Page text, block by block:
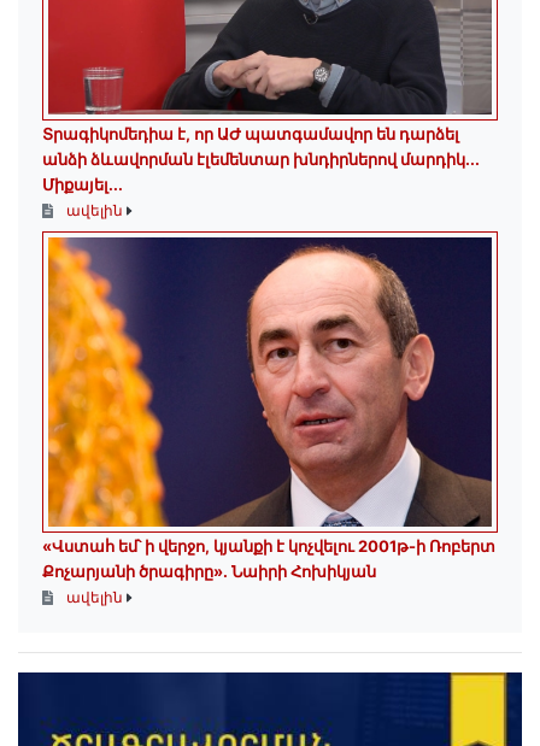
Տրագիկոմեդիա է, որ ԱԺ պատգամավոր են դարձել
անձի ձևավորման էլեմենտար խնդիրներով մարդիկ․․․
Միքայել...
ավելին
«Վստահ եմ՝ ի վերջո, կյանքի է կոչվելու 2001թ-ի Ռոբերտ
Քոչարյանի ծրագիրը». Նաիրի Հոխիկյան
ավելին